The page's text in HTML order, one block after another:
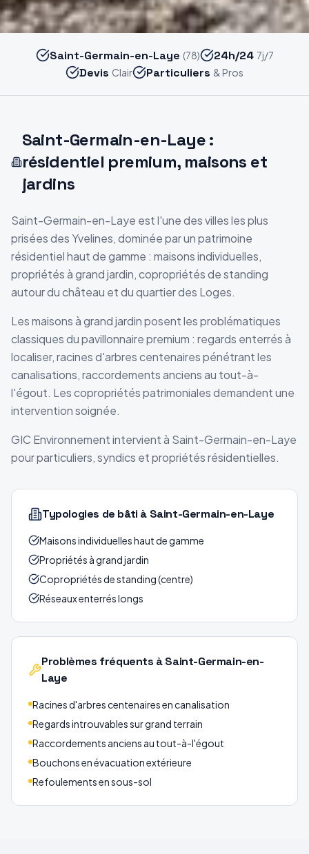
Saint-Germain-en-Laye (78) 24h/24 7j/7
Devis Clair Particuliers & Pros
Saint-Germain-en-Laye :
résidentiel premium, maisons et
jardins
Saint-Germain-en-Laye est l'une des villes les plus
prisées des Yvelines, dominée par un patrimoine
résidentiel haut de gamme : maisons individuelles,
propriétés à grand jardin, copropriétés de standing
autour du château et du quartier des Loges.
Les maisons à grand jardin posent les problématiques
classiques du pavillonnaire premium : regards enterrés à
localiser, racines d'arbres centenaires pénétrant les
canalisations, raccordements anciens au tout-à-
l'égout. Les copropriétés patrimoniales demandent une
intervention soignée.
GIC Environnement intervient à Saint-Germain-en-Laye
pour particuliers, syndics et propriétés résidentielles.
Typologies de bâti à Saint-Germain-en-Laye
Maisons individuelles haut de gamme
Propriétés à grand jardin
Copropriétés de standing (centre)
Réseaux enterrés longs
Problèmes fréquents à Saint-Germain-en-
Laye
Racines d'arbres centenaires en canalisation
Regards introuvables sur grand terrain
Raccordements anciens au tout-à-l'égout
Bouchons en évacuation extérieure
Refoulements en sous-sol